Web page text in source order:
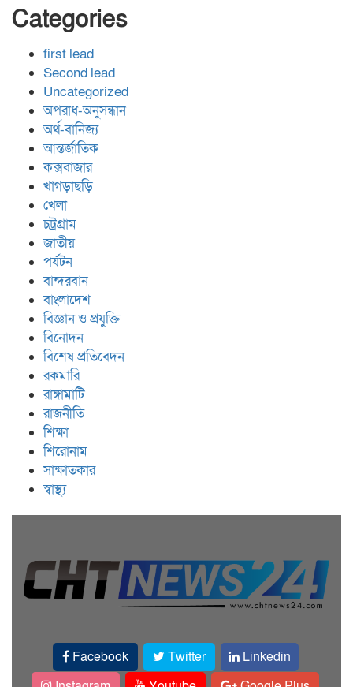
Categories
first lead
Second lead
Uncategorized
অপরাধ-অনুসন্ধান
অর্থ-বানিজ্য
আন্তর্জাতিক
কক্সবাজার
খাগড়াছড়ি
খেলা
চট্রগ্রাম
জাতীয়
পর্যটন
বান্দরবান
বাংলাদেশ
বিজ্ঞান ও প্রযুক্তি
বিনোদন
বিশেষ প্রতিবেদন
রকমারি
রাঙ্গামাটি
রাজনীতি
শিক্ষা
শিরোনাম
সাক্ষাতকার
স্বাস্থ্য
Facebook Twitter
Linkedin